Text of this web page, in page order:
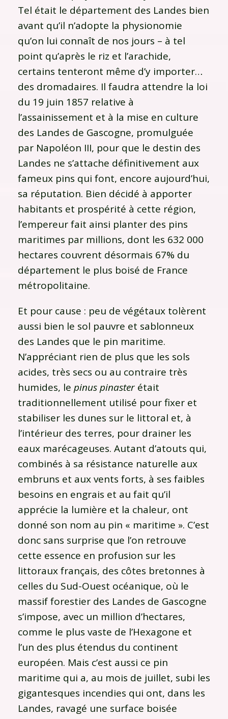
Tel était le département des Landes bien
avant qu’il n’adopte la physionomie
qu’on lui connaît de nos jours – à tel
point qu’après le riz et l’arachide,
certains tenteront même d’y importer…
des dromadaires. Il faudra attendre la loi
du 19 juin 1857 relative à
l’assainissement et à la mise en culture
des Landes de Gascogne, promulguée
par Napoléon III, pour que le destin des
Landes ne s’attache définitivement aux
fameux pins qui font, encore aujourd’hui,
sa réputation. Bien décidé à apporter
habitants et prospérité à cette région,
l’empereur fait ainsi planter des pins
maritimes par millions, dont les 632 000
hectares couvrent désormais 67% du
département le plus boisé de France
métropolitaine.
Et pour cause : peu de végétaux tolèrent
aussi bien le sol pauvre et sablonneux
des Landes que le pin maritime.
N’appréciant rien de plus que les sols
acides, très secs ou au contraire très
humides, le pinus pinaster était
traditionnellement utilisé pour fixer et
stabiliser les dunes sur le littoral et, à
l’intérieur des terres, pour drainer les
eaux marécageuses. Autant d’atouts qui,
combinés à sa résistance naturelle aux
embruns et aux vents forts, à ses faibles
besoins en engrais et au fait qu’il
apprécie la lumière et la chaleur, ont
donné son nom au pin « maritime ». C’est
donc sans surprise que l’on retrouve
cette essence en profusion sur les
littoraux français, des côtes bretonnes à
celles du Sud-Ouest océanique, où le
massif forestier des Landes de Gascogne
s’impose, avec un million d’hectares,
comme le plus vaste de l’Hexagone et
l’un des plus étendus du continent
européen. Mais c’est aussi ce pin
maritime qui a, au mois de juillet, subi les
gigantesques incendies qui ont, dans les
Landes, ravagé une surface boisée